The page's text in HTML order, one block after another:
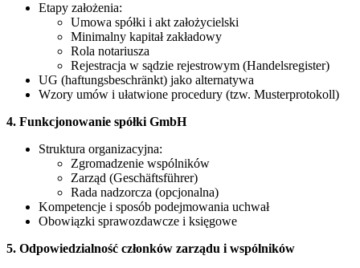
Etapy założenia:
Umowa spółki i akt założycielski
Minimalny kapitał zakładowy
Rola notariusza
Rejestracja w sądzie rejestrowym (Handelsregister)
UG (haftungsbeschränkt) jako alternatywa
Wzory umów i ułatwione procedury (tzw. Musterprotokoll)
4. Funkcjonowanie spółki GmbH
Struktura organizacyjna:
Zgromadzenie wspólników
Zarząd (Geschäftsführer)
Rada nadzorcza (opcjonalna)
Kompetencje i sposób podejmowania uchwał
Obowiązki sprawozdawcze i księgowe
5. Odpowiedzialność członków zarządu i wspólników